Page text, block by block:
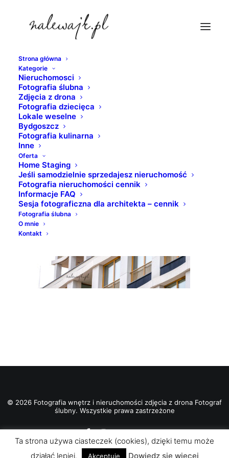
Strona główna
Kategorie
Nieruchomosci
Fotografia ślubna
Zdjęcia z drona
Fotografia dziecięca
Lokale weselne
Bydgoszcz
Fotografia kulinarna
Inne
Oferta
Home Staging
Jeśli samodzielnie sprzedajesz nieruchomość
Fotografia nieruchomości cennik
Informacje FAQ
Sesja fotograficzna dla architekta – cennik
Fotografia ślubna
O mnie
Kontakt
najladniejsze-mieszkania-bydgoszcz
Strona Główna
Fotografie dla deweloperów
najladniejsze-mieszkania-bydgoszcz
© 2026 Fotografia wnętrz i nieruchomości zdjęcia z drona Fotograf
ślubny. Wszystkie prawa zastrzeżone
Ta strona używa ciasteczek (cookies), dzięki temu może
działać lepiej.
Akceptuje Dowiedz się więcej